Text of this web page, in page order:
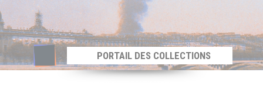
Panneau de gestion des cookies
PORTAIL DES COLLECTIONS